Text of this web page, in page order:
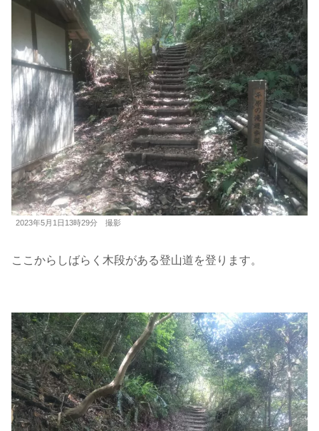
2023年5月1日13時29分 撮影
ここからしばらく木段がある登山道を登ります。